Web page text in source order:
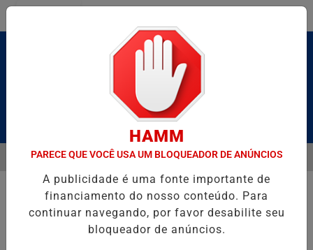
Pesquisar Notícia
HOMENAGEIA UZIEL BUENO NO TERRAÇO MINEIRO
EM ALTA
MENU
HAMM
PARECE QUE VOCÊ USA UM BLOQUEADOR DE ANÚNCIOS
A publicidade é uma fonte importante de
financiamento do nosso conteúdo. Para
continuar navegando, por favor desabilite seu
bloqueador de anúncios.